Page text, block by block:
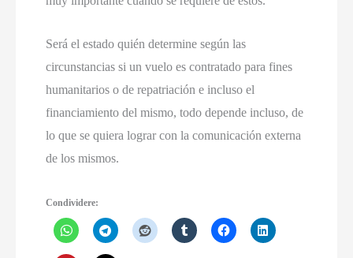
Será el estado quién determine según las
circunstancias si un vuelo es contratado para fines
humanitarios o de repatriación e incluso el
financiamiento del mismo,todo depende incluso,de
lo que se quiera lograr con la comunicación externa
de los mismos.
Condividere: